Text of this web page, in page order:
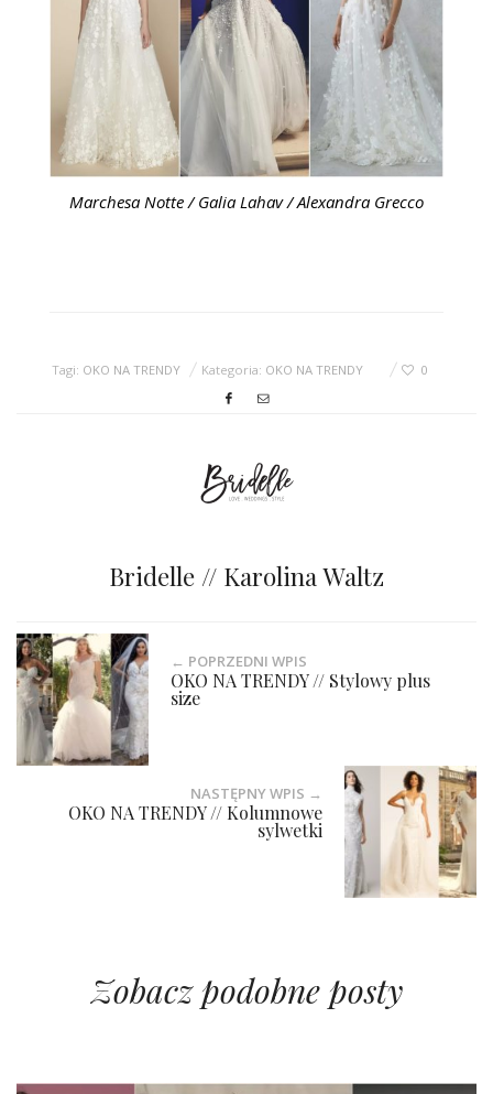
Marchesa Notte / Galia Lahav / Alexandra Grecco
Tagi: OKO NA TRENDY Kategoria: OKO NA TRENDY 0
Bridelle // Karolina Waltz
← POPRZEDNI WPIS
OKO NA TRENDY // Stylowy plus
size
NASTĘPNY WPIS →
OKO NA TRENDY // Kolumnowe
sylwetki
Zobacz podobne posty